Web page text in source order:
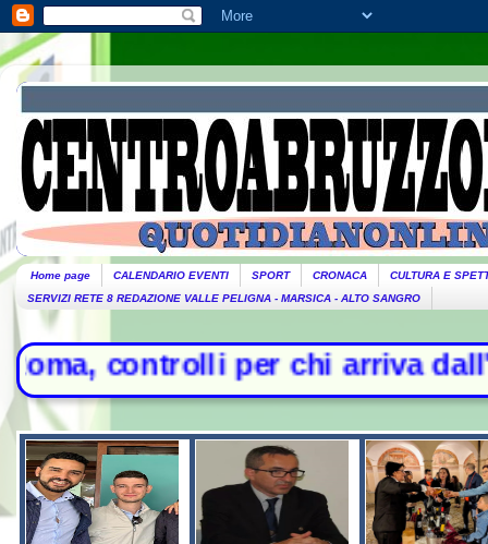
Home page CALENDARIO EVENTI SPORT CRONACA
CULTURA E
SERVIZI RETE 8 REDAZIONE VALLE PELIGNA - MARSICA - ALTO SANGRO
per chi arriva dall'Italia-